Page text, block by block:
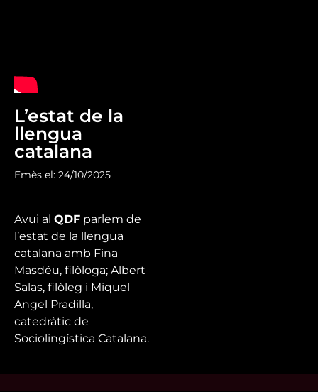
L’estat de la
llengua
catalana
Emès el: 24/10/2025
Avui al QDF parlem de
l’estat de la llengua
catalana amb Fina
Masdéu, filòloga; Albert
Salas, filòleg i Miquel
Angel Pradilla,
catedràtic de
Sociolingística Catalana.